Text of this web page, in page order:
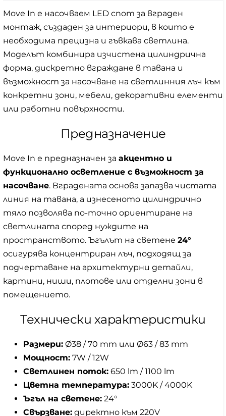
Move In е насочваем LED спот за вграден
монтаж, създаден за интериори, в които е
необходима прецизна и гъвкава светлина.
Моделът комбинира изчистена цилиндрична
форма, дискретно вграждане в тавана и
възможност за насочване на светлинния лъч към
конкретни зони, мебели, декоративни елементи
или работни повърхности.
Предназначение
Move In е предназначен за акцентно и
функционално осветление с възможност за
насочване. Вградената основа запазва чистата
линия на тавана, а изнесеното цилиндрично
тяло позволява по-точно ориентиране на
светлината според нуждите на
пространството. Ъгълът на светене 24°
осигурява концентриран лъч, подходящ за
подчертаване на архитектурни детайли,
картини, ниши, плотове или отделни зони в
помещението.
Технически характеристики
Размери: Ø38 / 70 mm или Ø63 / 83 mm
Мощност: 7W / 12W
Светлинен поток: 650 lm / 1100 lm
Цветна температура: 3000K / 4000K
Ъгъл на светене: 24°
Свързване: директно към 220V